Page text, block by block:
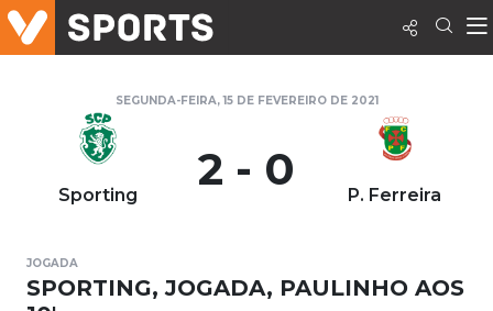
SEGUNDA-FEIRA, 15 DE FEVEREIRO DE 2021
Sporting 2 - 0 P. Ferreira
JOGADA
SPORTING, JOGADA, PAULINHO AOS